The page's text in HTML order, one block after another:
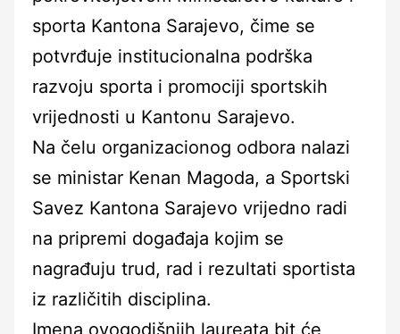
sporta Kantona Sarajevo, čime se
potvrđuje institucionalna podrška
razvoju sporta i promociji sportskih
vrijednosti u Kantonu Sarajevo.
Na čelu organizacionog odbora nalazi
se ministar Kenan Magoda, a Sportski
Savez Kantona Sarajevo vrijedno radi
na pripremi događaja kojim se
nagrađuju trud, rad i rezultati sportista
iz različitih disciplina.
Imena ovogodišnjih laureata bit će